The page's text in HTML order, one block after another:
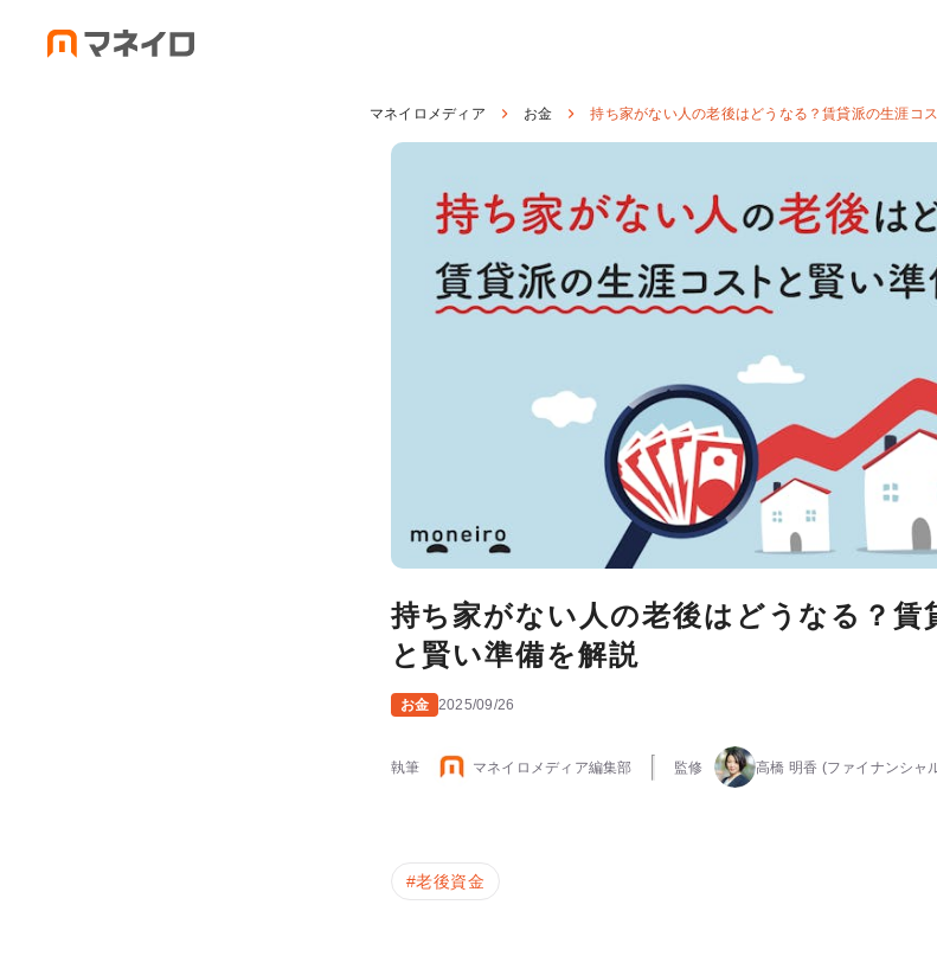
マネイロメディア お金 持ち家がない人の老後はどうなる？賃貸派の生涯コ
持ち家がない人の老後はどうなる？賃
と賢い準備を解説
お金 2025/09/26
執筆 マネイロメディア編集部 監修 高橋 明香 (ファイナンシャ
#老後資金